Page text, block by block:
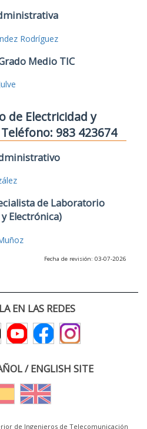
Rodríguez
Medio TIC
de Electricidad y
983 423674
de Laboratorio
Electrónica)
Fecha de revisión: 03-07-2026
EN LAS REDES
/ ENGLISH SITE
de Ingenieros de Telecomunicación